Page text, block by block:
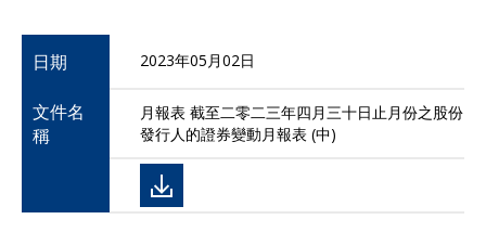
日期 2023年05月02日
文件名
稱
月報表 截至二零二三年四月三十日止月份之股份
發行人的證券變動月報表 (中)